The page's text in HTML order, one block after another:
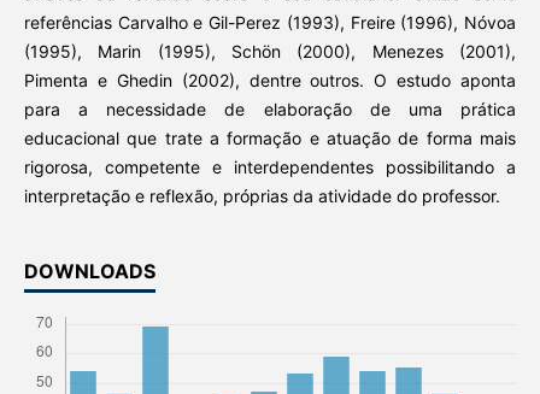
referências Carvalho e Gil-Perez (1993), Freire (1996), Nóvoa
(1995), Marin (1995), Schön (2000), Menezes (2001),
Pimenta e Ghedin (2002), dentre outros. O estudo aponta
para a necessidade de elaboração de uma prática
educacional que trate a formação e atuação de forma mais
rigorosa, competente e interdependentes possibilitando a
interpretação e reflexão, próprias da atividade do professor.
DOWNLOADS